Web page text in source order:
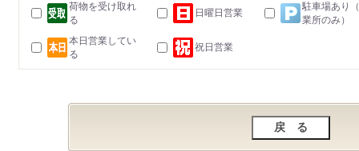
荷物を受け取れ
る
日曜日営業
駐車場あり
業所のみ）
本日営業してい
る
祝日営業